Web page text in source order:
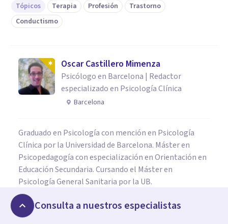
Tópicos Terapia Profesión
Trastorno
Conductismo
Oscar Castillero Mimenza
Psicólogo en Barcelona | Redactor
especializado en Psicología Clínica
Barcelona
Graduado en Psicología con mención en Psicología
Clínica por la Universidad de Barcelona. Máster en
Psicopedagogía con especialización en Orientación en
Educación Secundaria. Cursando el Máster en
Psicología General Sanitaria por la UB.
Consulta a nuestros especialistas